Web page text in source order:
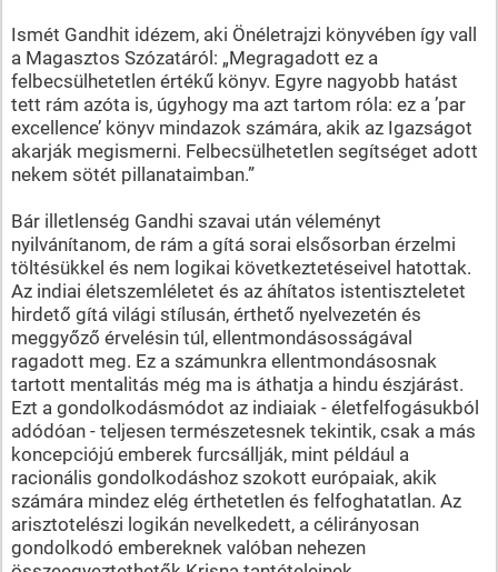
Ismét Gandhit idézem, aki Önéletrajzi könyvében így vall
a Magasztos Szózatáról: „Megragadott ez a
felbecsülhetetlen értékű könyv. Egyre nagyobb hatást
tett rám azóta is, úgyhogy ma azt tartom róla: ez a ’par
excellence’ könyv mindazok számára, akik az Igazságot
akarják megismerni. Felbecsülhetetlen segítséget adott
nekem sötét pillanataimban.”
Bár illetlenség Gandhi szavai után véleményt
nyilvánítanom, de rám a gítá sorai elsősorban érzelmi
töltésükkel és nem logikai következtetéseivel hatottak.
Az indiai életszemléletet és az áhítatos istentiszteletet
hirdető gítá világi stílusán, érthető nyelvezetén és
meggyőző érvelésin túl, ellentmondásosságával
ragadott meg. Ez a számunkra ellentmondásosnak
tartott mentalitás még ma is áthatja a hindu észjárást.
Ezt a gondolkodásmódot az indiaiak - életfelfogásukból
adódóan - teljesen természetesnek tekintik, csak a más
koncepciójú emberek furcsállják, mint például a
racionális gondolkodáshoz szokott európaiak, akik
számára mindez elég érthetetlen és felfoghatatlan. Az
arisztotelészi logikán nevelkedett, a célirányosan
gondolkodó embereknek valóban nehezen